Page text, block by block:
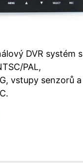
DVR systém s
PAL,
vstupy senzorů a